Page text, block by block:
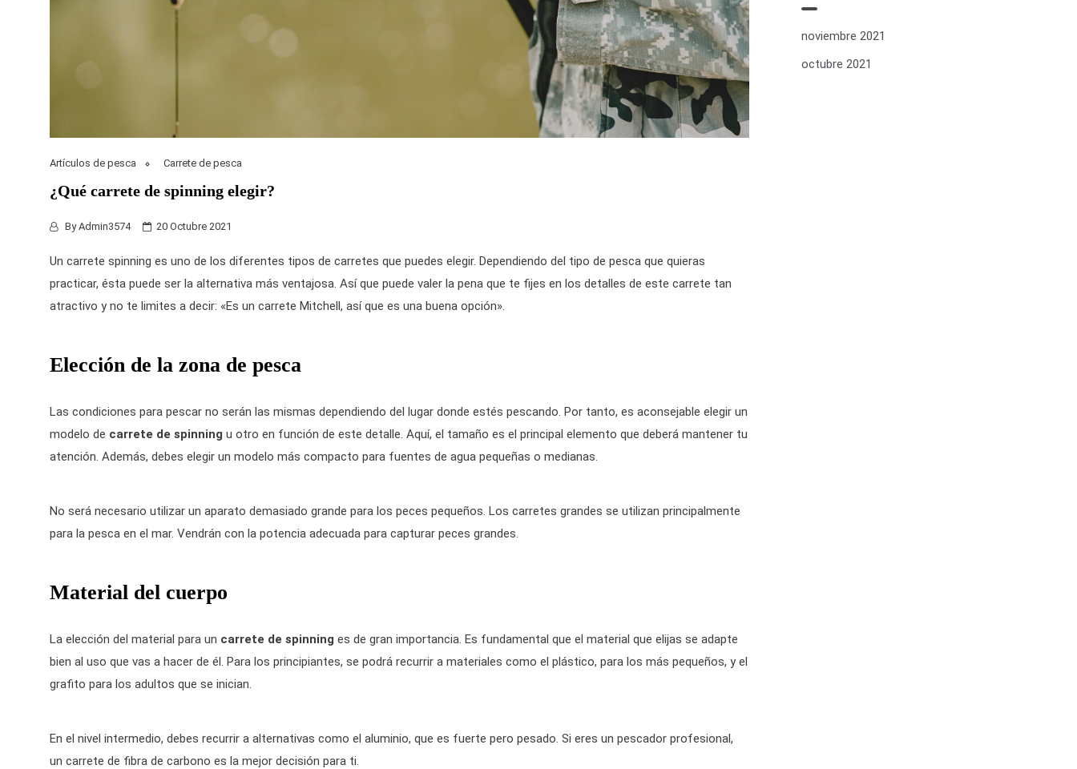
Artículos de pesca Carrete de pesca
¿Qué carrete de spinning elegir?
ByAdmin3574 20 Octubre 2021
Un carrete spinning es uno de los diferentes tipos de carretes que puedes elegir. Dependiendo del tipo de pesca que quieras
practicar, ésta puede ser la alternativa más ventajosa. Así que puede valer la pena que te fijes en los detalles de este carrete tan
atractivo y no te limites a decir: «Es un carrete Mitchell, así que es una buena opción».
Elección de la zona de pesca
Las condiciones para pescar no serán las mismas dependiendo del lugar donde estés pescando. Por tanto, es aconsejable elegir un
modelo de carrete de spinning u otro en función de este detalle. Aquí, el tamaño es el principal elemento que deberá mantener tu
atención. Además, debes elegir un modelo más compacto para fuentes de agua pequeñas o medianas.
No será necesario utilizar un aparato demasiado grande para los peces pequeños. Los carretes grandes se utilizan principalmente
para la pesca en el mar. Vendrán con la potencia adecuada para capturar peces grandes.
Material del cuerpo
La elección del material para un carrete de spinning es de gran importancia. Es fundamental que el material que elijas se adapte
bien al uso que vas a hacer de él. Para los principiantes, se podrá recurrir a materiales como el plástico, para los más pequeños, y el
grafito para los adultos que se inician.
En el nivel intermedio, debes recurrir a alternativas como el aluminio, que es fuerte pero pesado. Si eres un pescador profesional,
un carrete de fibra de carbono es la mejor decisión para ti.
noviembre 2021
octubre 2021